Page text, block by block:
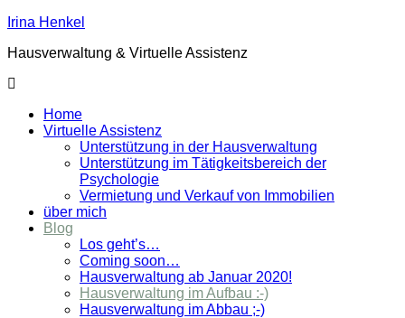
Zurück
Inhalt
Irina Henkel
Hausverwaltung & Virtuelle Assistenz
Home
Virtuelle Assistenz
Unterstützung in der Hausverwaltung
Unterstützung im Tätigkeitsbereich der
Psychologie
Vermietung und Verkauf von Immobilien
über mich
Blog
Los geht’s…
Coming soon…
Hausverwaltung ab Januar 2020!
Hausverwaltung im Aufbau :-)
Hausverwaltung im Abbau ;-)